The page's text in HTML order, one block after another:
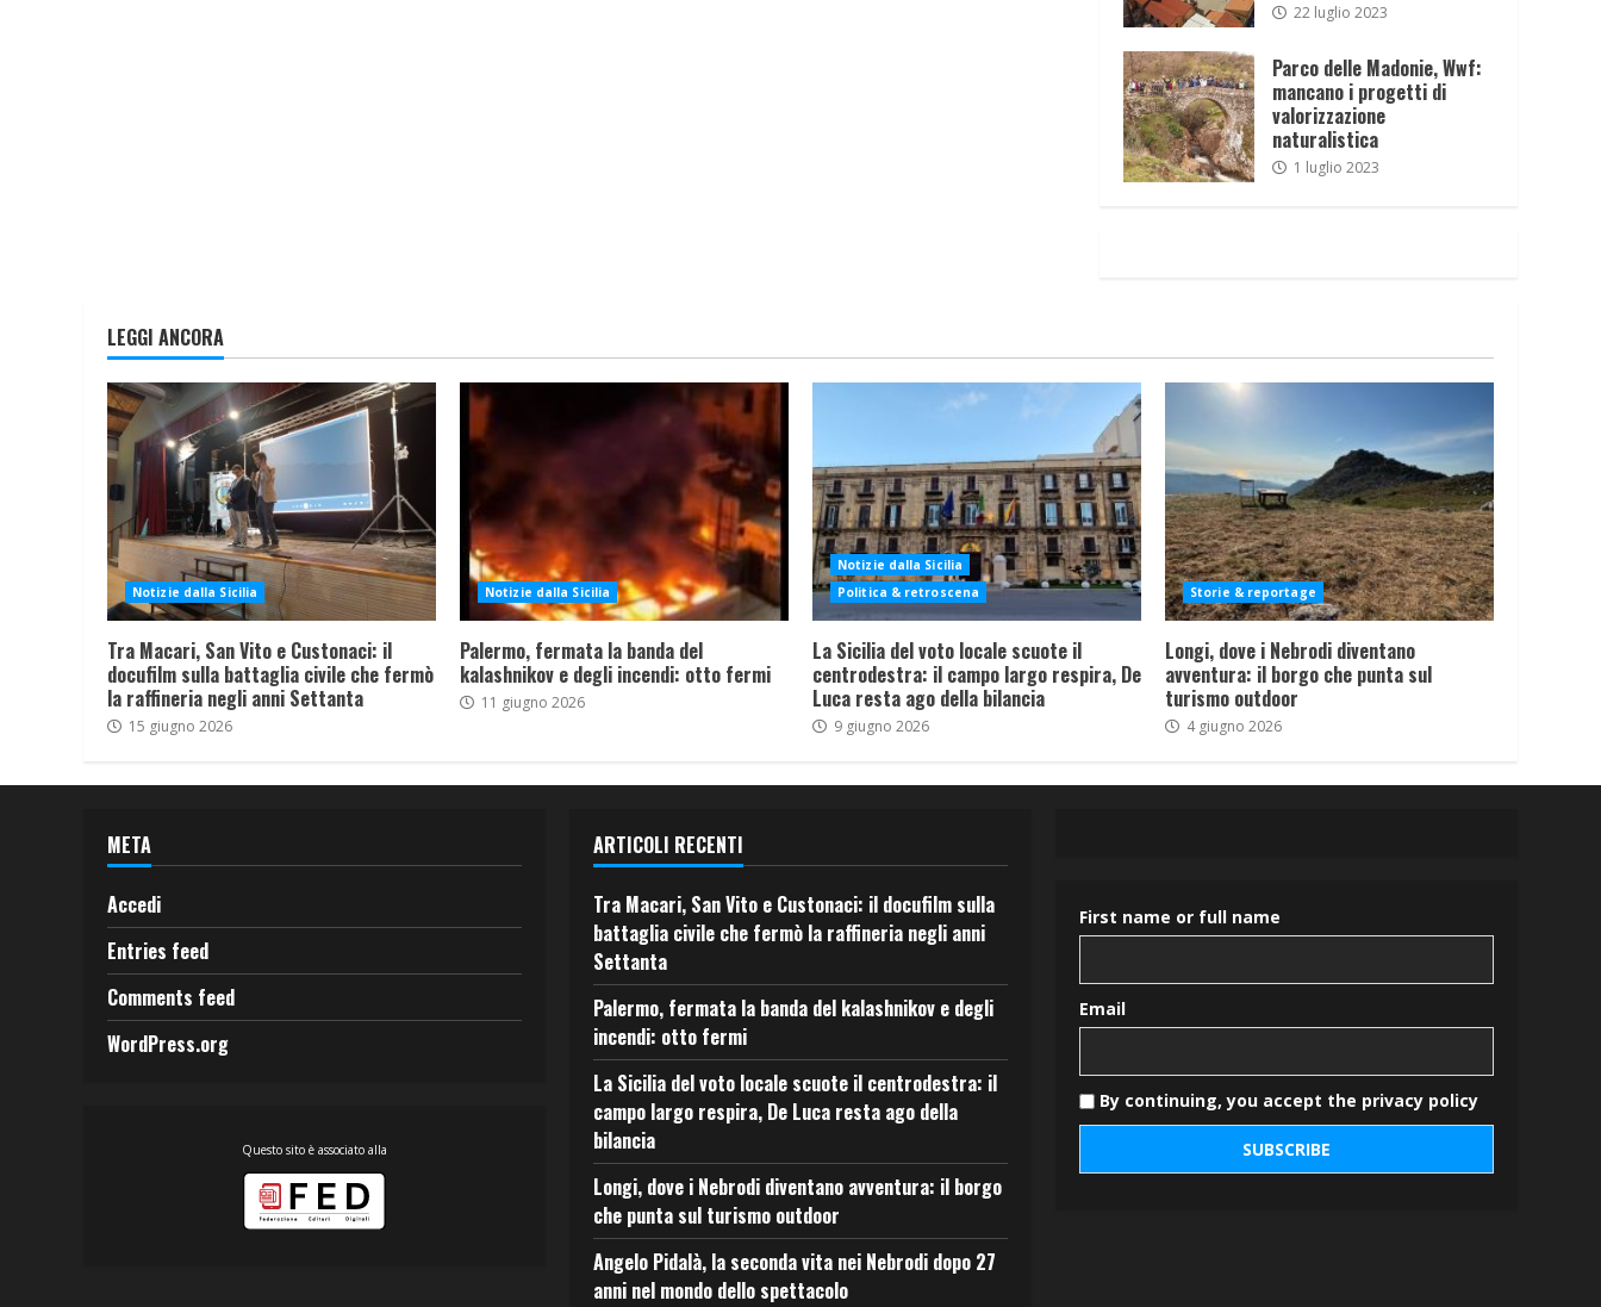
22 luglio 2023
Parco delle Madonie, Wwf:
mancano i progetti di
valorizzazione
naturalistica
1 luglio 2023
LEGGI ANCORA
Notizie dalla Sicilia
Tra Macari, San Vito e Custonaci: il
docufilm sulla battaglia civile che fermò
la raffineria negli anni Settanta
15 giugno 2026
Notizie dalla Sicilia
Palermo, fermata la banda del
kalashnikov e degli incendi: otto fermi
11 giugno 2026
Notizie dalla Sicilia
Politica & retroscena
La Sicilia del voto locale scuote il
centrodestra: il campo largo respira, De
Luca resta ago della bilancia
9 giugno 2026
Storie & reportage
Longi, dove i Nebrodi diventano
avventura: il borgo che punta sul
turismo outdoor
4 giugno 2026
META
Accedi
Entries feed
Comments feed
WordPress.org
Questo sito è associato alla
ARTICOLI RECENTI
Tra Macari, San Vito e Custonaci: il docufilm sulla
battaglia civile che fermò la raffineria negli anni
Settanta
Palermo, fermata la banda del kalashnikov e degli
incendi: otto fermi
La Sicilia del voto locale scuote il centrodestra: il
campo largo respira, De Luca resta ago della
bilancia
Longi, dove i Nebrodi diventano avventura: il borgo
che punta sul turismo outdoor
Angelo Pidalà, la seconda vita nei Nebrodi dopo 27
anni nel mondo dello spettacolo
First name or full name
Email
By continuing, you accept the privacy policy